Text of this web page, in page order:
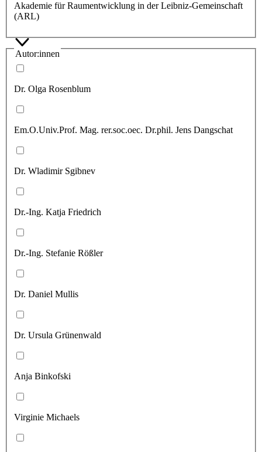
Akademie für Raumentwicklung in der Leibniz-Gemeinschaft
(ARL)
Autor:innen
Dr. Olga Rosenblum
Em.O.Univ.Prof. Mag. rer.soc.oec. Dr.phil. Jens Dangschat
Dr. Wladimir Sgibnev
Dr.-Ing. Katja Friedrich
Dr.-Ing. Stefanie Rößler
Dr. Daniel Mullis
Dr. Ursula Grünenwald
Anja Binkofski
Virginie Michaels